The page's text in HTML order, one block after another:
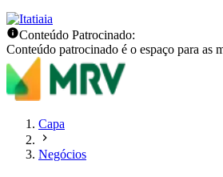
Conteúdo Patrocinado:
Conteúdo patrocinado é o espaço para as
Capa
Negócios